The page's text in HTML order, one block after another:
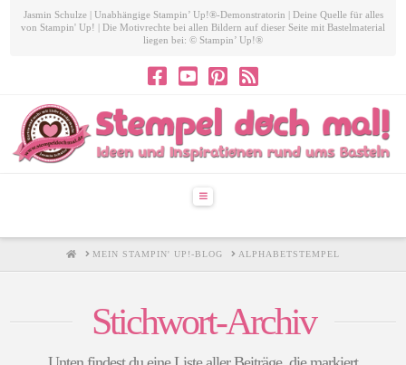
Jasmin Schulze | Unabhängige Stampin’ Up!®-Demonstratorin | Deine Quelle für alles
von Stampin' Up! | Die Motivrechte bei allen Bildern auf dieser Seite mit Bastelmaterial
liegen bei: © Stampin’ Up!®
Navigation
HOMEMEIN STAMPIN' UP!-BLOG ALPHABETSTEMPEL
Stichwort-Archiv